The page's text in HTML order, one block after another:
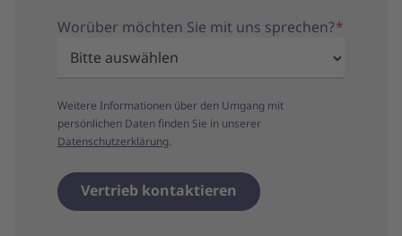
Worüber möchten Sie mit uns sprechen?*
Weitere Informationen über den Umgang mit
persönlichen Daten finden Sie in unserer
Datenschutzerklärung.